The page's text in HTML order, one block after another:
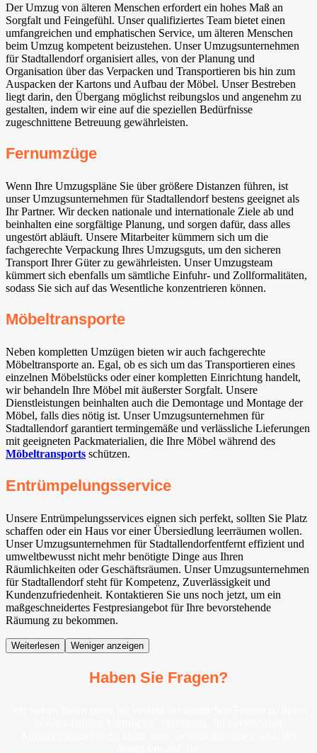
Der Umzug von älteren Menschen erfordert ein hohes Maß an
Sorgfalt und Feingefühl. Unser qualifiziertes Team bietet einen
umfangreichen und emphatischen Service, um älteren Menschen
beim Umzug kompetent beizustehen. Unser Umzugsunternehmen
für Stadtallendorf organisiert alles, von der Planung und
Organisation über das Verpacken und Transportieren bis hin zum
Auspacken der Kartons und Aufbau der Möbel. Unser Bestreben
liegt darin, den Übergang möglichst reibungslos und angenehm zu
gestalten, indem wir eine auf die speziellen Bedürfnisse
zugeschnittene Betreuung gewährleisten.
Fernumzüge
Wenn Ihre Umzugspläne Sie über größere Distanzen führen, ist
unser Umzugsunternehmen für Stadtallendorf bestens geeignet als
Ihr Partner. Wir decken nationale und internationale Ziele ab und
beinhalten eine sorgfältige Planung, und sorgen dafür, dass alles
ungestört abläuft. Unsere Mitarbeiter kümmern sich um die
fachgerechte Verpackung Ihres Umzugsguts, um den sicheren
Transport Ihrer Güter zu gewährleisten. Unser Umzugsteam
kümmert sich ebenfalls um sämtliche Einfuhr- und Zollformalitäten,
sodass Sie sich auf das Wesentliche konzentrieren können.
Möbeltransporte
Neben kompletten Umzügen bieten wir auch fachgerechte
Möbeltransporte an. Egal, ob es sich um das Transportieren eines
einzelnen Möbelstücks oder einer kompletten Einrichtung handelt,
wir behandeln Ihre Möbel mit äußerster Sorgfalt. Unsere
Dienstleistungen beinhalten auch die Demontage und Montage der
Möbel, falls dies nötig ist. Unser Umzugsunternehmen für
Stadtallendorf garantiert termingemäße und verlässliche Lieferungen
mit geeigneten Packmaterialien, die Ihre Möbel während des
Möbeltransports schützen.
Entrümpelungsservice
Unsere Entrümpelungsservices eignen sich perfekt, sollten Sie Platz
schaffen oder ein Haus vor einer Übersiedlung leerräumen wollen.
Unser Umzugsunternehmen für Stadtallendorfentfernt effizient und
umweltbewusst nicht mehr benötigte Dinge aus Ihren
Räumlichkeiten oder Geschäftsräumen. Unser Umzugsunternehmen
für Stadtallendorf steht für Kompetenz, Zuverlässigkeit und
Kundenzufriedenheit. Kontaktieren Sie uns noch jetzt, um ein
maßgeschneidertes Festpresiangebot für Ihre bevorstehende
Räumung zu bekommen.
Weiterlesen Weniger anzeigen
Haben Sie Fragen?